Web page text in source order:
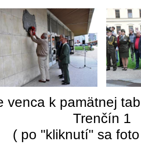
venca k pamätnej
Trenčín 1
( po "kliknutí" sa